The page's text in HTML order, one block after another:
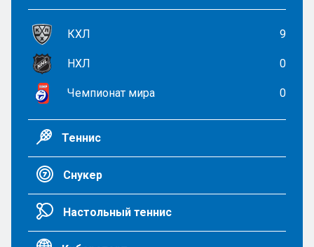
КХЛ 9
НХЛ 0
Чемпионат мира 0
Теннис
Снукер
Настольный теннис